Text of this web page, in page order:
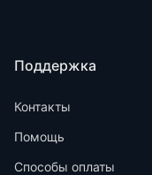
Поддержка
Контакты
Помощь
Способы оплаты